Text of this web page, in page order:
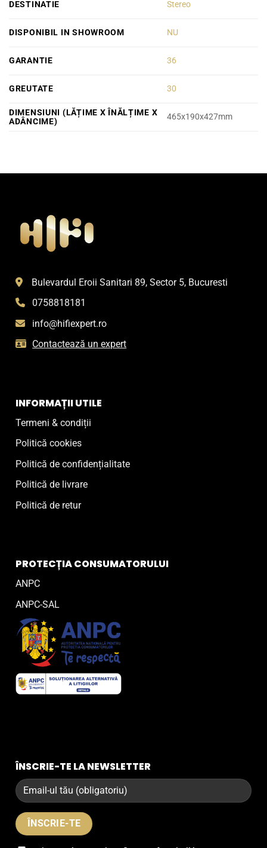
DESTINATIE Stereo
DISPONIBIL IN SHOWROOM NU
GARANTIE 36
GREUTATE 30
DIMENSIUNI (LĂȚIME X ÎNĂLȚIME X
ADÂNCIME)
465x190x427mm
Bulevardul Eroii Sanitari 89, Sector 5, Bucuresti
0758818181
info@hifiexpert.ro
Contactează un expert
INFORMAȚII UTILE
Termeni & condiții
Politică cookies
Politică de confidențialitate
Politică de livrare
Politică de retur
PROTECȚIA CONSUMATORULUI
ANPC
ANPC-SAL
ÎNSCRIE-TE LA NEWSLETTER